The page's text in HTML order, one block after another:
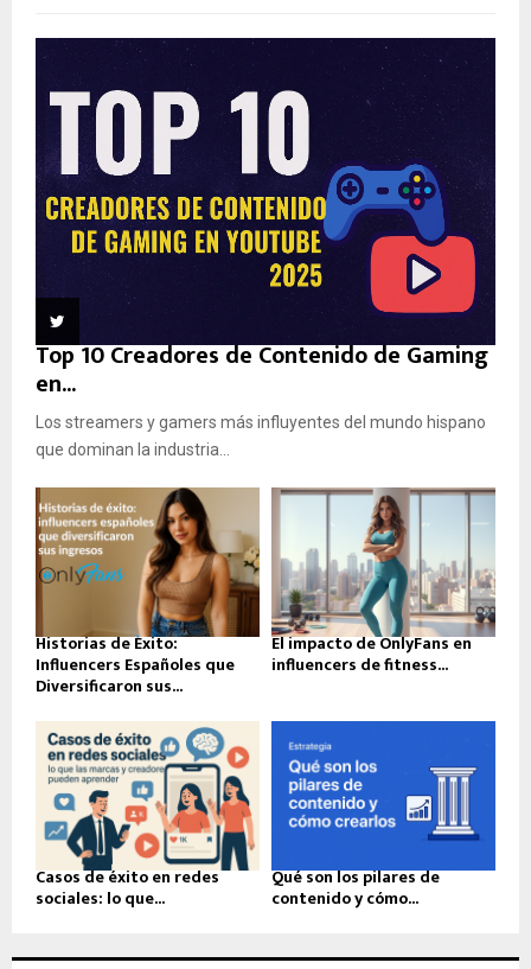
Top 10 Creadores de Contenido de Gaming
en...
Los streamers y gamers más influyentes del mundo hispano
que dominan la industria...
Historias de Éxito:
Influencers Españoles que
Diversificaron sus...
El impacto de OnlyFans en
influencers de fitness...
Casos de éxito en redes
sociales: lo que...
Qué son los pilares de
contenido y cómo...